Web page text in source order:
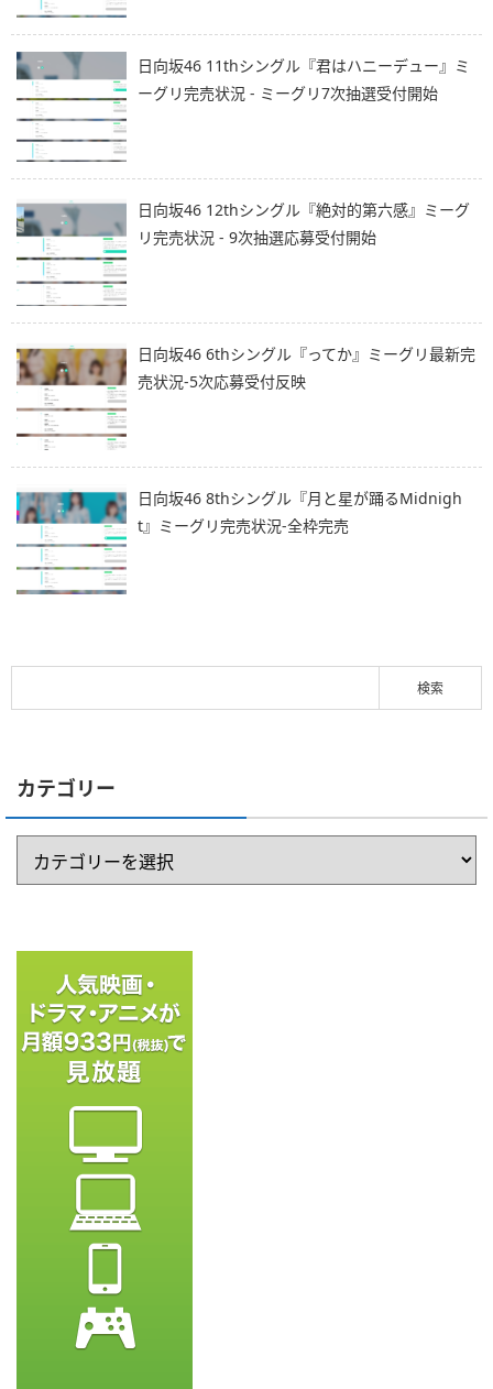
日向坂46 11thシングル『君はハニーデュー』ミ
ーグリ完売状況 - ミーグリ7次抽選受付開始
日向坂46 12thシングル『絶対的第六感』ミーグ
リ完売状況 - 9次抽選応募受付開始
日向坂46 6thシングル『ってか』ミーグリ最新完
売状況-5次応募受付反映
日向坂46 8thシングル『月と星が踊るMidnigh
t』ミーグリ完売状況-全枠完売
カテゴリー